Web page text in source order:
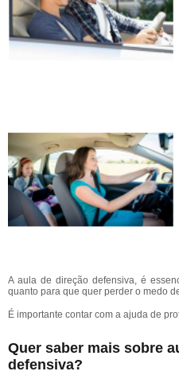
A aula de direção defensiva, é
quanto para que quer perder o medo
É importante contar com a ajuda de
Quer saber mais sobre
defensiva?